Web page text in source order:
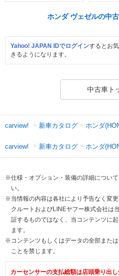
ホンダ ヴェゼルの中
Yahoo! JAPAN IDでログインするとお
きるようになります。
中古車ト
carview! 新車カタログ ホンダ
carview! 新車カタログ ホンダ
※仕様・オプション・装備の詳細につい
い。
※当情報の内容は各社により予告なく変
クルートおよびLINEヤフー株式会社は
証するものではなく、当コンテンツに
ます。
※コンテンツもしくはデータの全部また
ことを禁じます。
カーセンサーの支払総額は店頭乗り出